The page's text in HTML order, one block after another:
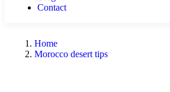
Contact
Home
Morocco desert tips